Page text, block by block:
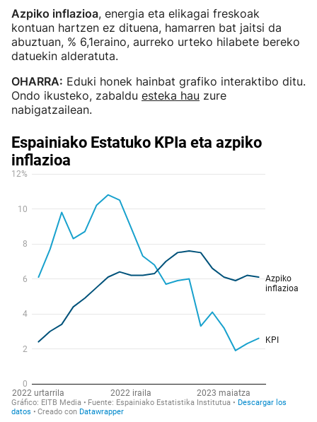
Azpiko inflazioa, energia eta elikagai freskoak
kontuan hartzen ez dituena, hamarren bat jaitsi da
abuztuan, % 6,1eraino, aurreko urteko hilabete bereko
datuekin alderatuta.
OHARRA: Eduki honek hainbat grafiko interaktibo ditu.
Ondo ikusteko, zabaldu esteka hau zure
nabigatzailean.